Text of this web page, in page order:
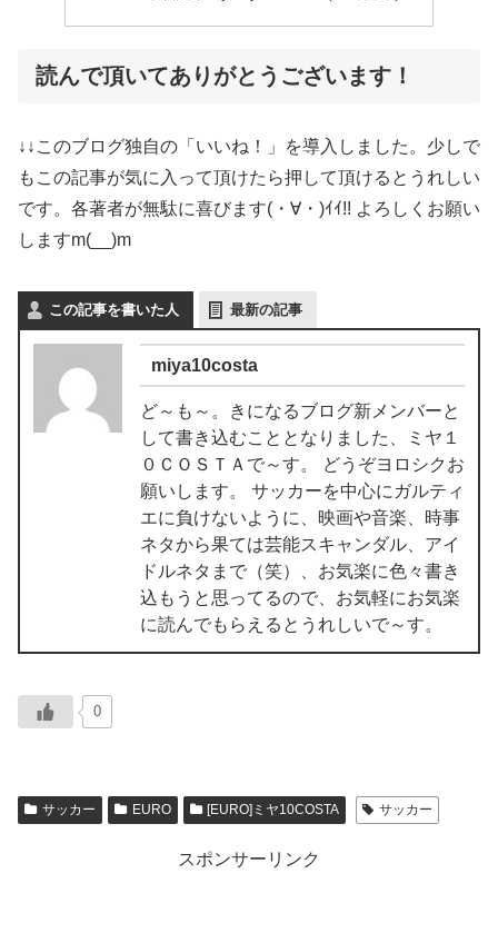
読んで頂いてありがとうございます！
↓↓このブログ独自の「いいね！」を導入しました。少しで
もこの記事が気に入って頂けたら押して頂けるとうれしい
です。各著者が無駄に喜びます(・∀・)ｲｲ!! よろしくお願い
しますm(__)m
この記事を書いた人 最新の記事
miya10costa
ど～も～。きになるブログ新メンバーと
して書き込むこととなりました、ミヤ１
０ＣＯＳＴＡで～す。 どうぞヨロシクお
願いします。 サッカーを中心にガルティ
エに負けないように、映画や音楽、時事
ネタから果ては芸能スキャンダル、アイ
ドルネタまで（笑）、お気楽に色々書き
込もうと思ってるので、お気軽にお気楽
に読んでもらえるとうれしいで～す。
0
サッカー EURO [EURO]ミヤ10COSTA サッカー
スポンサーリンク